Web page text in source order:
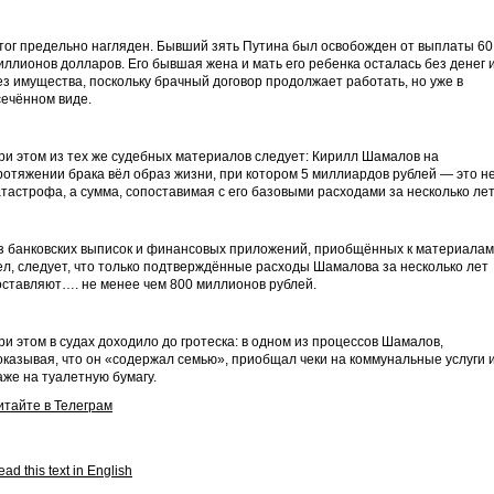
предельно нагляден. Бывший зять Путина был освобожден от выплаты 60
долларов. Его бывшая жена и мать его ребенка осталась без денег и
имущества, поскольку брачный договор продолжает работать, но уже в
виде.
этом из тех же судебных материалов следует: Кирилл Шамалов на
брака вёл образ жизни, при котором 5 миллиардов рублей — это не
а сумма, сопоставимая с его базовыми расходами за несколько лет.
банковских выписок и финансовых приложений, приобщённых к материалам
следует, что только подтверждённые расходы Шамалова за несколько лет
не менее чем 800 миллионов рублей.
этом в судах доходило до гротеска: в одном из процессов Шамалов,
что он «содержал семью», приобщал чеки на коммунальные услуги и
на туалетную бумагу.
в Телеграм
this text in English